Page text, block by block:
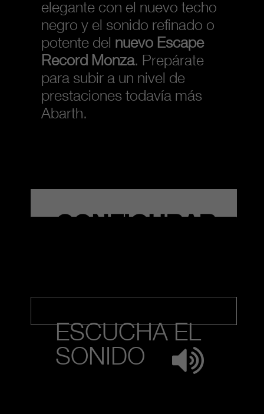
elegante con el nuevo techo
negro y el sonido refinado o
potente del nuevo Escape
Record Monza. Prepárate
para subir a un nivel de
prestaciones todavía más
Abarth.
ESCUCHA EL
SONIDO